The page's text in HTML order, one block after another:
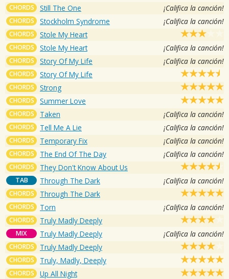
CHORDS Still The One ¡Califica la canción!
CHORDS Stockholm Syndrome ¡Califica la canción!
CHORDS Stole My Heart
CHORDS Stole My Heart ¡Califica la canción!
CHORDS Story Of My Life ¡Califica la canción!
CHORDS Story Of My Life
CHORDS Strong
CHORDS Summer Love
CHORDS Taken ¡Califica la canción!
CHORDS Tell Me A Lie ¡Califica la canción!
CHORDS Temporary Fix ¡Califica la canción!
CHORDS The End Of The Day ¡Califica la canción!
CHORDS They Don't Know About Us
TAB Through The Dark ¡Califica la canción!
CHORDS Through The Dark
CHORDS Torn ¡Califica la canción!
CHORDS Truly Madly Deeply
MIX Truly Madly Deeply ¡Califica la canción!
CHORDS Truly Madly Deeply
CHORDS Truly, Madly, Deeply
CHORDS Up All Night